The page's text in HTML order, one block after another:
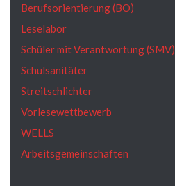
Berufsorientierung (BO)
Leselabor
Schüler mit Verantwortung (SMV)
Schulsanitäter
Streitschlichter
Vorlesewettbewerb
WELLS
Arbeitsgemeinschaften